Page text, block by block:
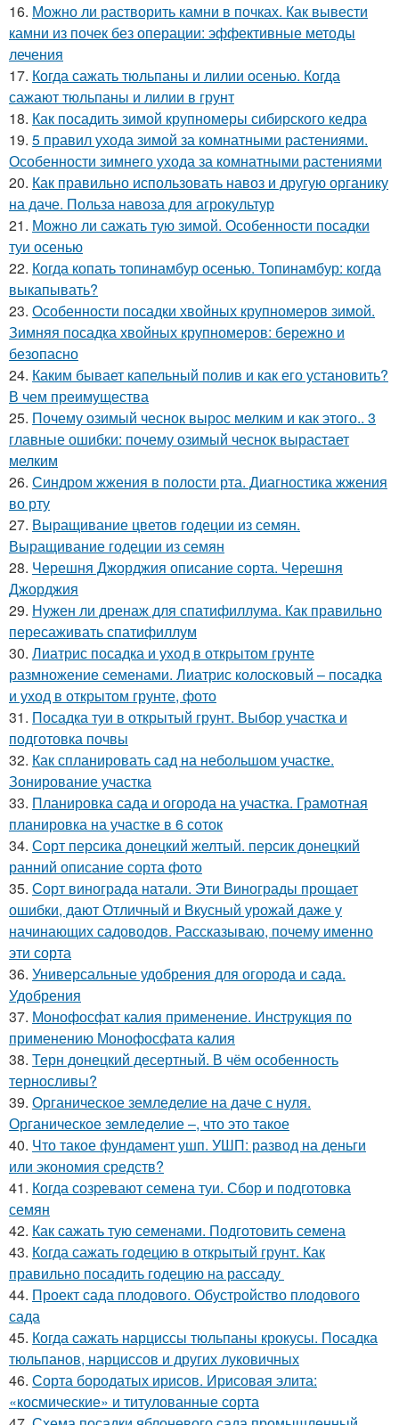
16. Можно ли растворить камни в почках. Как вывести
камни из почек без операции: эффективные методы
лечения
17. Когда сажать тюльпаны и лилии осенью. Когда
сажают тюльпаны и лилии в грунт
18. Как посадить зимой крупномеры сибирского кедра
19. 5 правил ухода зимой за комнатными растениями.
Особенности зимнего ухода за комнатными растениями
20. Как правильно использовать навоз и другую органику
на даче. Польза навоза для агрокультур
21. Можно ли сажать тую зимой. Особенности посадки
туи осенью
22. Когда копать топинамбур осенью. Топинамбур: когда
выкапывать?
23. Особенности посадки хвойных крупномеров зимой.
Зимняя посадка хвойных крупномеров: бережно и
безопасно
24. Каким бывает капельный полив и как его установить?
В чем преимущества
25. Почему озимый чеснок вырос мелким и как этого.. 3
главные ошибки: почему озимый чеснок вырастает
мелким
26. Синдром жжения в полости рта. Диагностика жжения
во рту
27. Выращивание цветов годеции из семян.
Выращивание годеции из семян
28. Черешня Джорджия описание сорта. Черешня
Джорджия
29. Нужен ли дренаж для спатифиллума. Как правильно
пересаживать спатифиллум
30. Лиатрис посадка и уход в открытом грунте
размножение семенами. Лиатрис колосковый – посадка
и уход в открытом грунте, фото
31. Посадка туи в открытый грунт. Выбор участка и
подготовка почвы
32. Как спланировать сад на небольшом участке.
Зонирование участка
33. Планировка сада и огорода на участка. Грамотная
планировка на участке в 6 соток
34. Сорт персика донецкий желтый. персик донецкий
ранний описание сорта фото
35. Сорт винограда натали. Эти Винограды прощает
ошибки, дают Отличный и Вкусный урожай даже у
начинающих садоводов. Рассказываю, почему именно
эти сорта
36. Универсальные удобрения для огорода и сада.
Удобрения
37. Монофосфат калия применение. Инструкция по
применению Монофосфата калия
38. Терн донецкий десертный. В чём особенность
терносливы?
39. Органическое земледелие на даче с нуля.
Органическое земледелие –, что это такое
40. Что такое фундамент ушп. УШП: развод на деньги
или экономия средств?
41. Когда созревают семена туи. Сбор и подготовка
семян
42. Как сажать тую семенами. Подготовить семена
43. Когда сажать годецию в открытый грунт. Как
правильно посадить годецию на рассаду
44. Проект сада плодового. Обустройство плодового
сада
45. Когда сажать нарциссы тюльпаны крокусы. Посадка
тюльпанов, нарциссов и других луковичных
46. Сорта бородатых ирисов. Ирисовая элита:
«космические» и титулованные сорта